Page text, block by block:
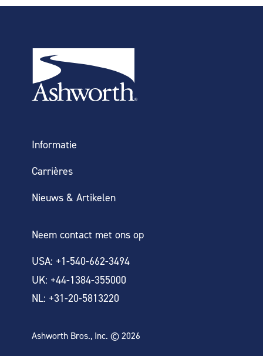
Informatie
Carrières
Nieuws & Artikelen
Neem contact met ons op
USA: +1-540-662-3494
UK: +44-1384-355000
NL: +31-20-5813220
Ashworth Bros., Inc. © 2026